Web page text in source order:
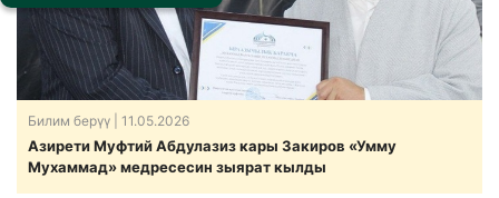
Билим берүү | 11.05.2026
Азирети Муфтий Абдулазиз кары Закиров «Умму
Мухаммад» медресесин зыярат кылды